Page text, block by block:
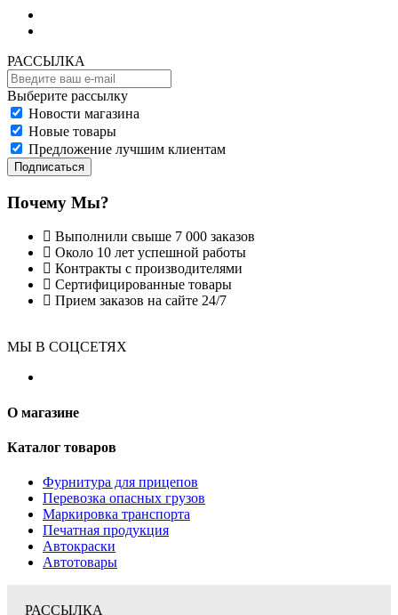
РАССЫЛКА
Выберите рассылку
Новости магазина
Новые товары
Предложение лучшим клиентам
Подписаться
Почему Мы?
Выполнили свыше 7 000 заказов
Около 10 лет успешной работы
Контракты с производителями
Сертифицированные товары
Прием заказов на сайте 24/7
МЫ В СОЦСЕТЯХ
О магазине
Каталог товаров
Фурнитура для прицепов
Перевозка опасных грузов
Маркировка транспорта
Печатная продукция
Автокраски
Автотовары
РАССЫЛКА